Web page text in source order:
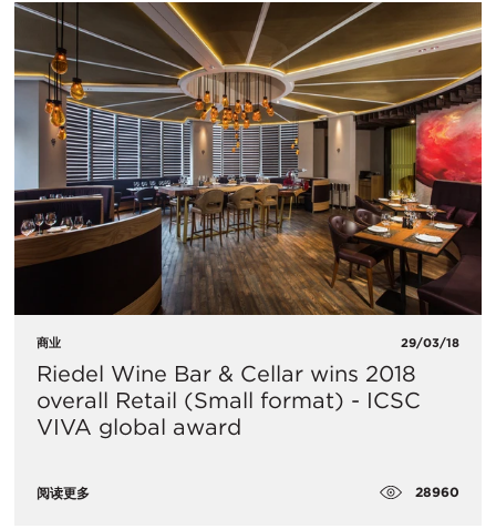
商业 29/03/18
Riedel Wine Bar & Cellar wins 2018
overall Retail (Small format) - ICSC
VIVA global award
阅读更多 28960